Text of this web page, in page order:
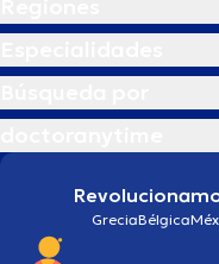
GreciaBélgica